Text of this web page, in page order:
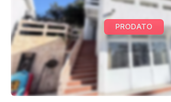
PRODATO